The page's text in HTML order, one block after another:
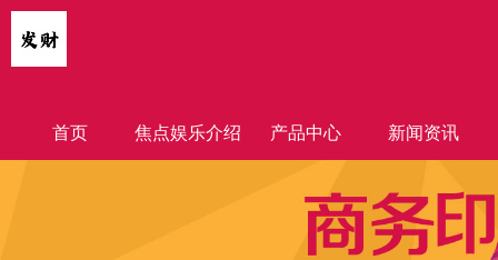
首页 焦点娱乐介绍 产品中心 新闻资讯